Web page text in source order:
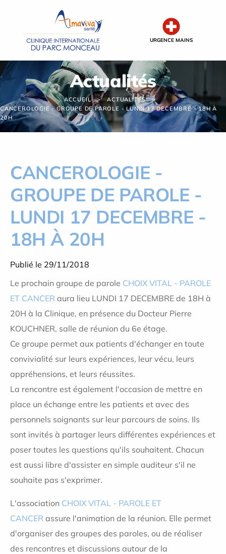
URGENCE MAINS
Actualités
ACCUEIL
ACTUALITÉS
CANCEROLOGIE - GROUPE DE PAROLE - LUNDI 17 DECEMBRE - 18H À
20H
CANCEROLOGIE -
GROUPE DE PAROLE -
LUNDI 17 DECEMBRE -
18H À 20H
Publié le 29/11/2018
Le prochain groupe de parole CHOIX VITAL - PAROLE
ET CANCER aura lieu LUNDI 17 DECEMBRE de 18H à
20H à la Clinique, en présence du Docteur Pierre
KOUCHNER, salle de réunion du 6e étage.
Ce groupe permet aux patients d'échanger en toute
convivialité sur leurs expériences, leur vécu, leurs
appréhensions, et leurs réussites.
La rencontre est également l'occasion de mettre en
place un échange entre les patients et avec des
personnels soignants sur leur parcours de soins. Ils
sont invités à partager leurs différentes expériences et
poser toutes les questions qu'ils souhaitent. Chacun
est aussi libre d'assister en simple auditeur s'il ne
souhaite pas s'exprimer.
L'association CHOIX VITAL - PAROLE ET
CANCER assure l'animation de la réunion. Elle permet
d'organiser des groupes des paroles, ou de réaliser
des rencontres et discussions autour de la